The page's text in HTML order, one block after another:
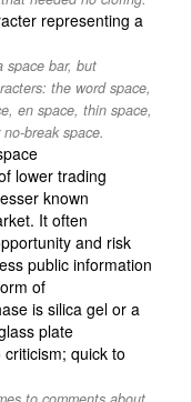
representing a
space bar, but
the word space,
en space, thin space,
break space.
lower trading
known
It often
and risk
public information
of
is silica gel or a
plate
quick to